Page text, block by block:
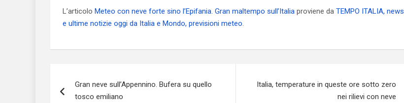
L’articolo Meteo con neve forte sino l’Epifania. Gran maltempo sull’Italia proviene da TEMPO ITALIA, news
e ultime notizie oggi da Italia e Mondo, previsioni meteo.
articoli
Gran neve sull’Appennino. Bufera su quello
tosco emiliano
Italia, temperature in queste ore sotto zero
nei rilievi con neve